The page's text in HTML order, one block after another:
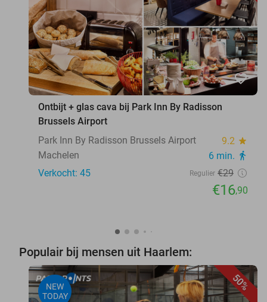
favorite_border
Ontbijt + glas cava bij Park Inn By Radisson
Brussels Airport
Park Inn By Radisson Brussels Airport
9.2 star
Machelen 6 min. directions_walk
Verkocht: 45 Regulier €29
€16,90
Populair bij mensen uit Haarlem:
50%
NEW
TODAY